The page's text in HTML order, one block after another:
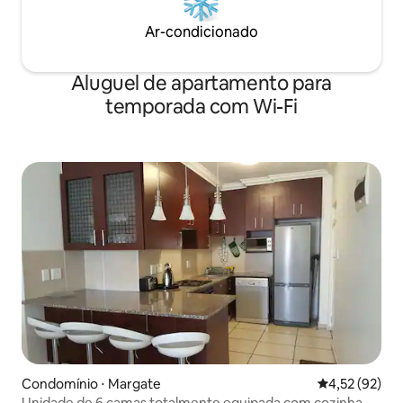
Ar-condicionado
Aluguel de apartamento para
temporada com Wi-Fi
Condomínio ⋅ Margate 4,52 de uma
4,52 (92)